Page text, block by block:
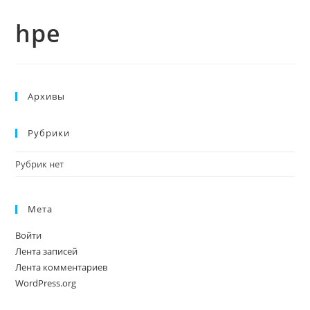
hpe
Архивы
Рубрики
Рубрик нет
Мета
Войти
Лента записей
Лента комментариев
WordPress.org